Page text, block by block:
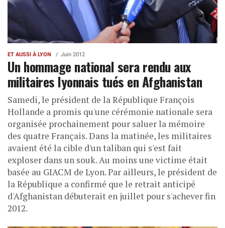
ET AUSSI À LYON Juin 2012
Un hommage national sera rendu aux
militaires lyonnais tués en Afghanistan
Samedi, le président de la République François
Hollande a promis qu'une cérémonie nationale sera
organisée prochainement pour saluer la mémoire
des quatre Français. Dans la matinée, les militaires
avaient été la cible d'un taliban qui s'est fait
exploser dans un souk. Au moins une victime était
basée au GIACM de Lyon. Par ailleurs, le président de
la République a confirmé que le retrait anticipé
d'Afghanistan débuterait en juillet pour s'achever fin
2012.